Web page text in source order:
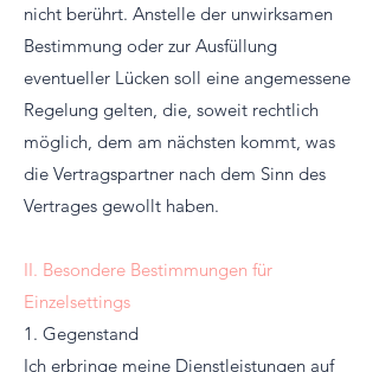
nicht berührt. Anstelle der unwirksamen
Bestimmung oder zur Ausfüllung
eventueller Lücken soll eine angemessene
Regelung gelten, die, soweit rechtlich
möglich, dem am nächsten kommt, was
die Vertragspartner nach dem Sinn des
Vertrages gewollt haben.
II. Besondere Bestimmungen für
Einzelsettings
1. Gegenstand
Ich erbringe meine Dienstleistungen auf